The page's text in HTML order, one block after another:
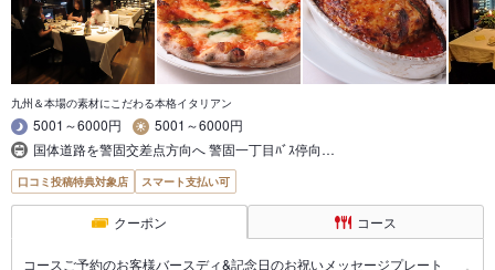
九州＆本場の素材にこだわる本格イタリアン
5001～6000円
5001～6000円
国体道路を警固交差点方向へ 警固一丁目ﾊﾞｽ停向…
口コミ投稿特典対象店 スマート支払い可
クーポン コース
コースご予約のお客様バースディ&記念日のお祝いメッセージプレート